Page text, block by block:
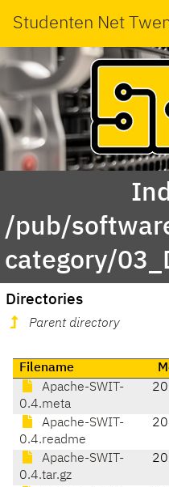
Studenten Net
/pub/
category/
Directories
Parent directory
Filename
Apache-SWIT-
0.4.meta
Apache-SWIT-
0.4.readme
Apache-SWIT-
0.4.tar.gz